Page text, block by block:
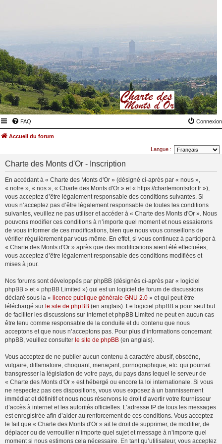
FAQ Connexion
Accueil du forum
Langue :
Charte des Monts d'Or - Inscription
En accédant à « Charte des Monts d'Or » (désigné ci-après par « nous »,
« notre », « nos », « Charte des Monts d'Or » et « https://chartemontsdor.fr »),
vous acceptez d’être légalement responsable des conditions suivantes. Si
vous n’acceptez pas d’être légalement responsable de toutes les conditions
suivantes, veuillez ne pas utiliser et accéder à « Charte des Monts d'Or ». Nous
pouvons modifier ces conditions à n’importe quel moment et nous essaierons
de vous informer de ces modifications, bien que nous vous conseillons de
vérifier régulièrement par vous-même. En effet, si vous continuez à participer à
« Charte des Monts d'Or » après que des modifications aient été effectuées,
vous acceptez d’être légalement responsable des conditions modifiées et
mises à jour.
Nos forums sont développés par phpBB (désignés ci-après par « logiciel
phpBB » et « phpBB Limited ») qui est un logiciel de forum de discussions
déclaré sous la « licence publique générale GNU 2.0 » et qui peut être
téléchargé sur le site de phpBB (en anglais). Le logiciel phpBB a pour seul but
de faciliter les discussions sur internet et phpBB Limited ne peut en aucun cas
être tenu comme responsable de la conduite et du contenu que nous
acceptons et que nous n’acceptons pas. Pour plus d’informations concernant
phpBB, veuillez consulter le site de phpBB (en anglais).
Vous acceptez de ne publier aucun contenu à caractère abusif, obscène,
vulgaire, diffamatoire, choquant, menaçant, pornographique, etc. qui pourrait
transgresser la législation de votre pays, du pays dans lequel le serveur de
« Charte des Monts d'Or » est hébergé ou encore la loi internationale. Si vous
ne respectez pas ces dispositions, vous vous exposez à un bannissement
immédiat et définitif et nous nous réservons le droit d’avertir votre fournisseur
d’accès à internet et les autorités officielles. L’adresse IP de tous les messages
est enregistrée afin d’aider au renforcement de ces conditions. Vous acceptez
le fait que « Charte des Monts d'Or » ait le droit de supprimer, de modifier, de
déplacer ou de verrouiller n’importe quel sujet et message à n’importe quel
moment si nous estimons cela nécessaire. En tant qu’utilisateur, vous acceptez